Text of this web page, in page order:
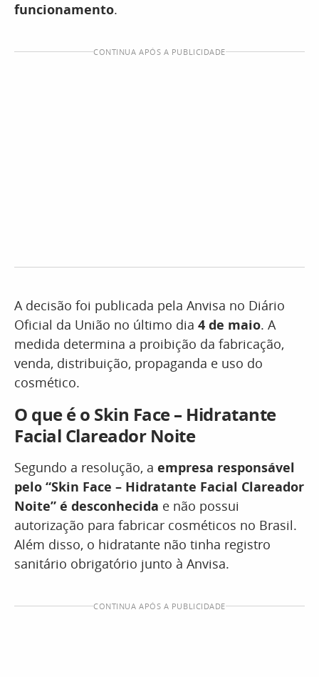
funcionamento.
CONTINUA APÓS A PUBLICIDADE
A decisão foi publicada pela Anvisa no Diário
Oficial da União no último dia 4 de maio. A
medida determina a proibição da fabricação,
venda, distribuição, propaganda e uso do
cosmético.
O que é o Skin Face – Hidratante
Facial Clareador Noite
Segundo a resolução, a empresa responsável
pelo “Skin Face – Hidratante Facial Clareador
Noite” é desconhecida e não possui
autorização para fabricar cosméticos no Brasil.
Além disso, o hidratante não tinha registro
sanitário obrigatório junto à Anvisa.
CONTINUA APÓS A PUBLICIDADE